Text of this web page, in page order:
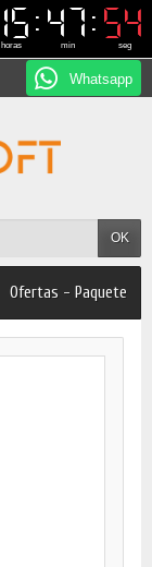
15
15
horas
47
47
min
54
54
seg
Whatsapp
OK
Ofertas - Paquete